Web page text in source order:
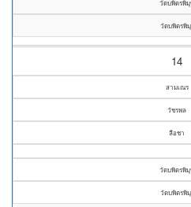
วัดบพิตรพิ
วัดบพิตรพิ
14
สามเณร
วัชรพล
ลือชา
วัดบพิตรพิ
วัดบพิตรพิ